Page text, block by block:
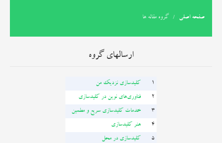
صفحه اصلی / گروه مقاله ها
ارسالهای گروه
1
کلیدسازی نزدیک من
2
فناوری‌های نوین در کلیدسازی
3
خدمات کلیدسازی سریع و مطمین
4
هنر کلیدسازی
5
کلیدسازی در محل